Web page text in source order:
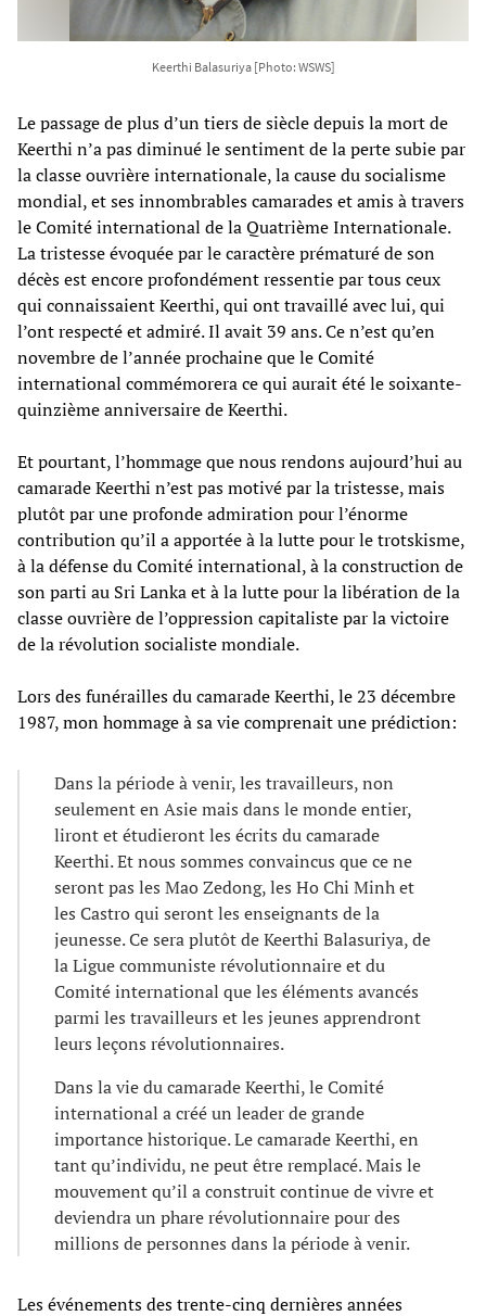
Keerthi Balasuriya [Photo: WSWS]
Le passage de plus d’un tiers de siècle depuis la mort de
Keerthi n’a pas diminué le sentiment de la perte subie par
la classe ouvrière internationale, la cause du socialisme
mondial, et ses innombrables camarades et amis à travers
le Comité international de la Quatrième Internationale.
La tristesse évoquée par le caractère prématuré de son
décès est encore profondément ressentie par tous ceux
qui connaissaient Keerthi, qui ont travaillé avec lui, qui
l’ont respecté et admiré. Il avait 39 ans. Ce n’est qu’en
novembre de l’année prochaine que le Comité
international commémorera ce qui aurait été le soixante-
quinzième anniversaire de Keerthi.
Et pourtant, l’hommage que nous rendons aujourd’hui au
camarade Keerthi n’est pas motivé par la tristesse, mais
plutôt par une profonde admiration pour l’énorme
contribution qu’il a apportée à la lutte pour le trotskisme,
à la défense du Comité international, à la construction de
son parti au Sri Lanka et à la lutte pour la libération de la
classe ouvrière de l’oppression capitaliste par la victoire
de la révolution socialiste mondiale.
Lors des funérailles du camarade Keerthi, le 23 décembre
1987, mon hommage à sa vie comprenait une prédiction:
Dans la période à venir, les travailleurs, non
seulement en Asie mais dans le monde entier,
liront et étudieront les écrits du camarade
Keerthi. Et nous sommes convaincus que ce ne
seront pas les Mao Zedong, les Ho Chi Minh et
les Castro qui seront les enseignants de la
jeunesse. Ce sera plutôt de Keerthi Balasuriya, de
la Ligue communiste révolutionnaire et du
Comité international que les éléments avancés
parmi les travailleurs et les jeunes apprendront
leurs leçons révolutionnaires.
Dans la vie du camarade Keerthi, le Comité
international a créé un leader de grande
importance historique. Le camarade Keerthi, en
tant qu’individu, ne peut être remplacé. Mais le
mouvement qu’il a construit continue de vivre et
deviendra un phare révolutionnaire pour des
millions de personnes dans la période à venir.
Les événements des trente-cinq dernières années